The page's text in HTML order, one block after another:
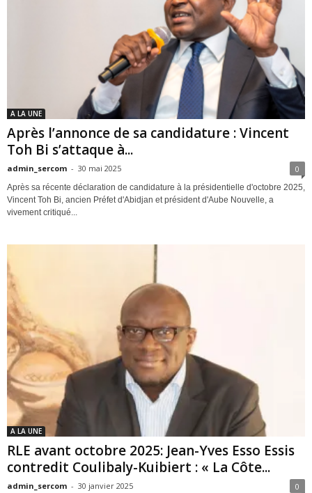
A LA UNE
Après l’annonce de sa candidature : Vincent
Toh Bi s’attaque à...
admin_sercom - 30 mai 2025 0
Après sa récente déclaration de candidature à la présidentielle d'octobre 2025,
Vincent Toh Bi, ancien Préfet d'Abidjan et président d'Aube Nouvelle, a
vivement critiqué...
A LA UNE
RLE avant octobre 2025: Jean-Yves Esso Essis
contredit Coulibaly-Kuibiert : « La Côte...
admin_sercom - 30 janvier 2025 0